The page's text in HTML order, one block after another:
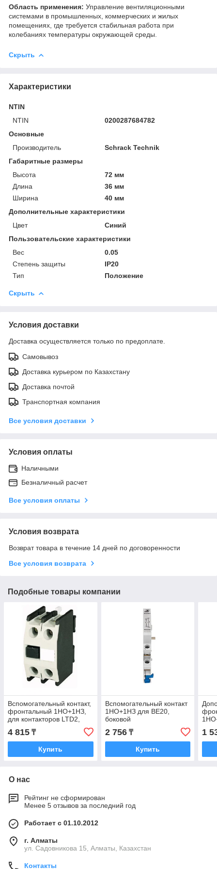
Область применения: Управление вентиляционными
системами в промышленных, коммерческих и жилых
помещениях, где требуется стабильная работа при
колебаниях температуры окружающей среды.
Скрыть
Характеристики
NTIN
NTIN
0200287684782
Основные
Производитель
Schrack Technik
Габаритные размеры
Высота
72 мм
Длина
36 мм
Ширина
40 мм
Дополнительные характеристики
Цвет
Синий
Пользовательские характеристики
Вес
0.05
Степень защиты
IP20
Тип
Положение
Скрыть
Условия доставки
Доставка осуществляется только по предоплате.
Самовывоз
Доставка курьером по Казахстану
Доставка почтой
Транспортная компания
Все условия доставки
Условия оплаты
Наличными
Безналичный расчет
Все условия оплаты
Условия возврата
Возврат товара в течение 14 дней по договоренности
Все условия возврата
Подобные товары компании
Вспомогательный контакт,
фронтальный 1НО+1НЗ,
для контакторов LTD2,
4 815 ₸
Купить
Вспомогательный контакт
1НО+1НЗ для BE20,
боковой
2 756₸
Купить
1
О нас
Рейтинг не сформирован
Менее 5 отзывов за последний год
Работает с 01.10.2012
г. Алматы
ул. Садовникова 15, Алматы, Казахстан
Контакты